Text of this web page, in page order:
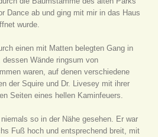
Dance ab und ging mit mir in das Haus
wurde.
einen mit Matten belegten Gang in
Wände ringsum von
waren, auf denen verschiedene
der Squire und Dr. Livesey mit ihrer
Seiten eines hellen Kaminfeuers.
so in der Nähe gesehen. Er war
Fuß hoch und entsprechend breit, mit